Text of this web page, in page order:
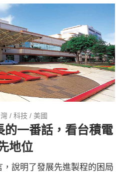
/科技 /美國
一番話，看台積電
地位
說明了發展先進製程的困局